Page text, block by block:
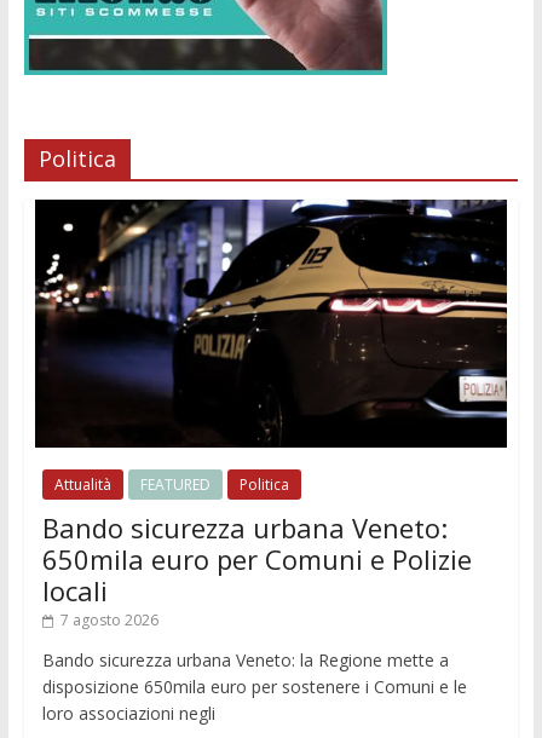
Politica
Attualità FEATURED Politica
Bando sicurezza urbana Veneto:
650mila euro per Comuni e Polizie
locali
7 agosto 2026
Bando sicurezza urbana Veneto: la Regione mette a
disposizione 650mila euro per sostenere i Comuni e le
loro associazioni negli